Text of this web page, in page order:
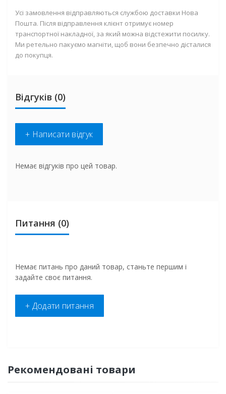
Усі замовлення відправляються службою доставки Нова
Пошта. Після відправлення клієнт отримує номер
транспортної накладної, за який можна відстежити посилку.
Ми ретельно пакуємо магніти, щоб вони безпечно дісталися
до покупця.
Відгуків (0)
+ Написати відгук
Немає відгуків про цей товар.
Питання (0)
Немає питань про даний товар, станьте першим і
задайте своє питання.
+ Додати питання
Рекомендовані товари